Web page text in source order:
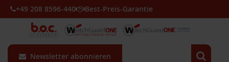
Newsletter abonnieren
+49 208 8596-440 Best-Preis-Garantie